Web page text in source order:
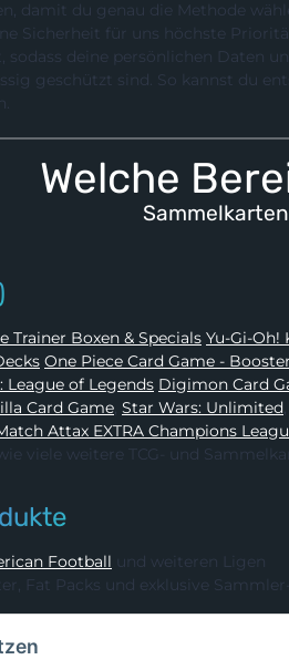
für uns höchste Priorität.
deine persönlichen Daten
Welche
Pokémon Karten - Booster, Displays, Elite Trainer Boxen & Specials Yu-Gi-Oh! Karten -
One Piece Card Game -
League of Legends
Digimon
Godzilla Card Game, Star Wars: Unlimited,
Attax EXTRA Champions
viele weitere TCG- und
American Football und weiteren Ligen
Fat Packs und exklusive